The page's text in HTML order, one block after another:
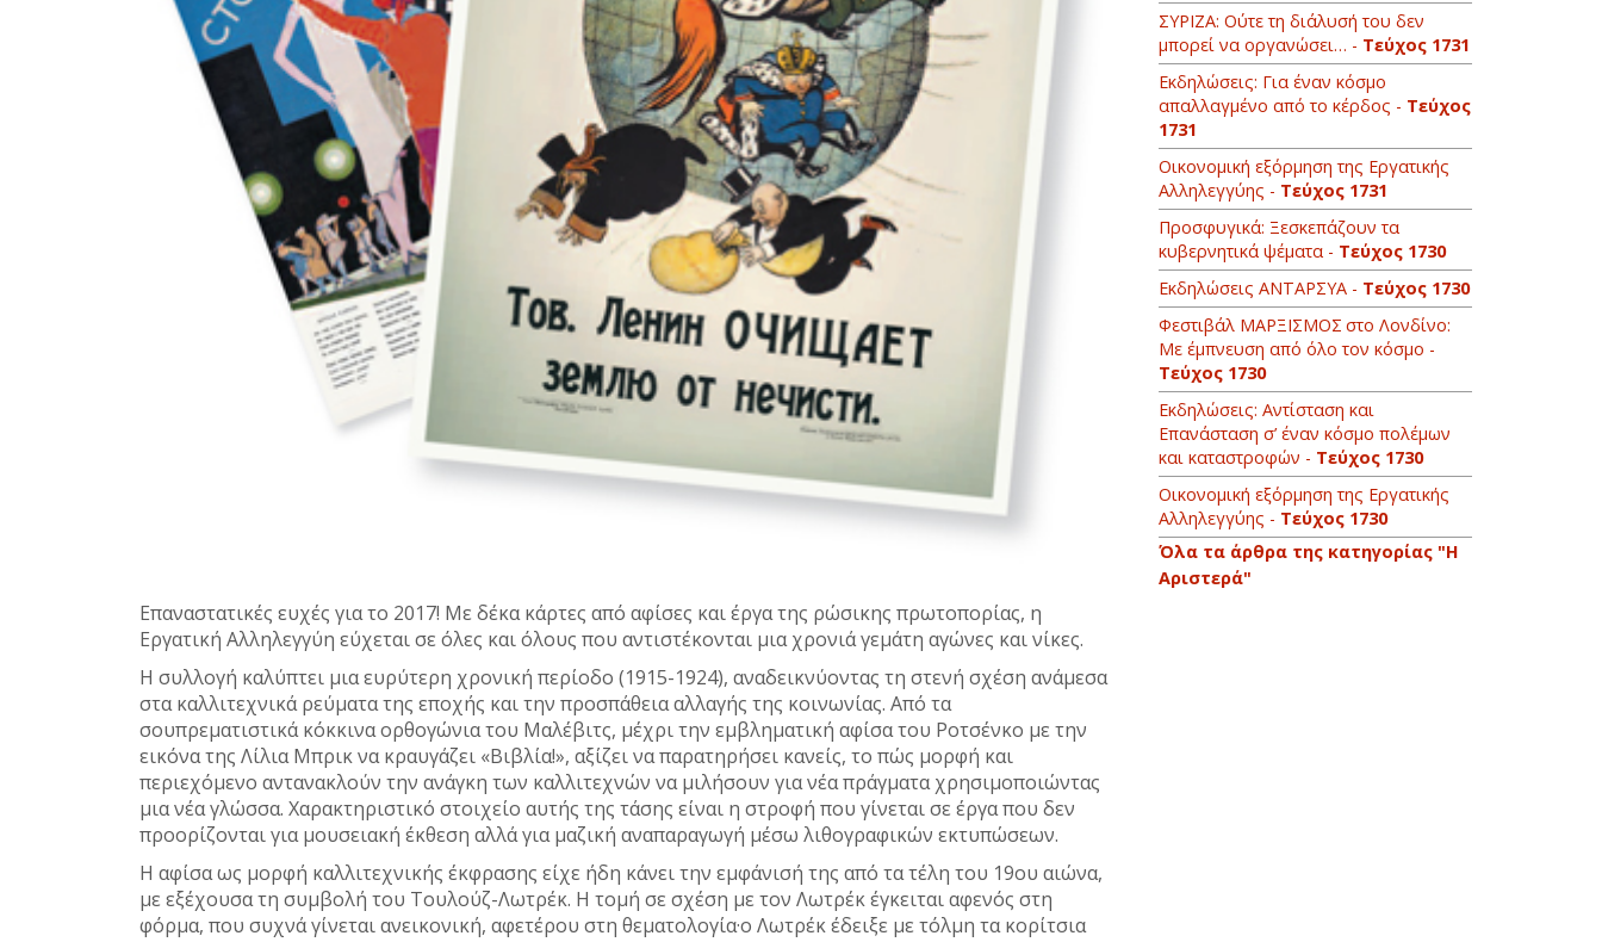
Επαναστατικές ευχές για το 2017! Με δέκα κάρτες από αφίσες και έργα της ρώσικης πρωτοπορίας, η
Εργατική Αλληλεγγύη εύχεται σε όλες και όλους που αντιστέκονται μια χρονιά γεμάτη αγώνες και νίκες.
Η συλλογή καλύπτει μια ευρύτερη χρονική περίοδο (1915-1924), αναδεικνύοντας τη στενή σχέση ανάμεσα
στα καλλιτεχνικά ρεύματα της εποχής και την προσπάθεια αλλαγής της κοινωνίας. Από τα
σουπρεματιστικά κόκκινα ορθογώνια του Μαλέβιτς, μέχρι την εμβληματική αφίσα του Ροτσένκο με την
εικόνα της Λίλια Μπρικ να κραυγάζει «Βιβλία!», αξίζει να παρατηρήσει κανείς, το πώς μορφή και
περιεχόμενο αντανακλούν την ανάγκη των καλλιτεχνών να μιλήσουν για νέα πράγματα χρησιμοποιώντας
μια νέα γλώσσα. Χαρακτηριστικό στοιχείο αυτής της τάσης είναι η στροφή που γίνεται σε έργα που δεν
προορίζονται για μουσειακή έκθεση αλλά για μαζική αναπαραγωγή μέσω λιθογραφικών εκτυπώσεων.
Η αφίσα ως μορφή καλλιτεχνικής έκφρασης είχε ήδη κάνει την εμφάνισή της από τα τέλη του 19ου αιώνα,
με εξέχουσα τη συμβολή του Τουλούζ-Λωτρέκ. Η τομή σε σχέση με τον Λωτρέκ έγκειται αφενός στη
φόρμα, που συχνά γίνεται ανεικονική, αφετέρου στη θεματολογία·ο Λωτρέκ έδειξε με τόλμη τα κορίτσια
ΣΥΡΙΖΑ: Ούτε τη διάλυσή του δεν
μπορεί να οργανώσει… - Τεύχος 1731
Εκδηλώσεις: Για έναν κόσμο
απαλλαγμένο από το κέρδος - Τεύχος
1731
Οικονομική εξόρμηση της Εργατικής
Αλληλεγγύης - Τεύχος 1731
Προσφυγικά: Ξεσκεπάζουν τα
κυβερνητικά ψέματα - Τεύχος 1730
Εκδηλώσεις ΑΝΤΑΡΣΥΑ - Τεύχος 1730
Φεστιβάλ ΜΑΡΞΙΣΜΟΣ στο Λονδίνο:
Με έμπνευση από όλο τον κόσμο -
Τεύχος 1730
Εκδηλώσεις: Αντίσταση και
Επανάσταση σ’ έναν κόσμο πολέμων
και καταστροφών - Τεύχος 1730
Οικονομική εξόρμηση της Εργατικής
Αλληλεγγύης - Τεύχος 1730
Όλα τα άρθρα της κατηγορίας "Η
Αριστερά"